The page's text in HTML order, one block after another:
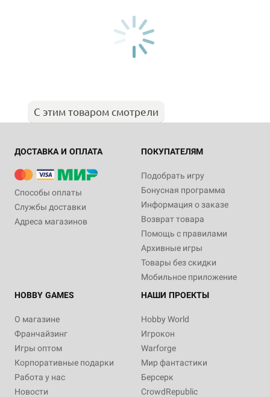
С этим товаром смотрели
ДОСТАВКА И ОПЛАТА
Способы оплаты
Службы доставки
Адреса магазинов
ПОКУПАТЕЛЯМ
Подобрать игру
Бонусная программа
Информация о заказе
Возврат товара
Помощь с правилами
Архивные игры
Товары без скидки
Мобильное приложение
HOBBY GAMES
О магазине
Франчайзинг
Игры оптом
Корпоративные подарки
Работа у нас
Новости
НАШИ ПРОЕКТЫ
Hobby World
Игрокон
Warforge
Мир фантастики
Берсерк
CrowdRepublic